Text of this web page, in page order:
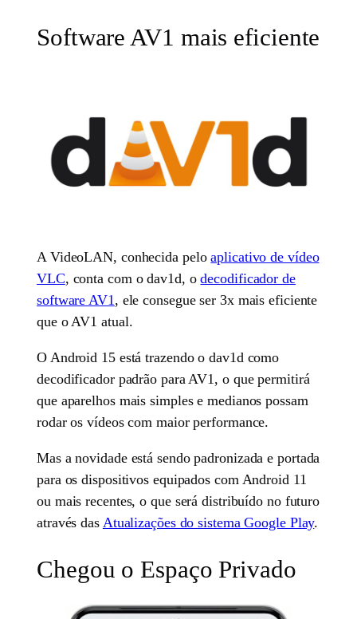
Software AV1 mais eficiente
A VideoLAN, conhecida peloaplicativo de vídeo
VLC, conta com o dav1d, odecodificador de
software AV1 , ele consegue ser 3x mais eficiente
que o AV1 atual.
O Android 15 está trazendo o dav1d como
decodificador padrão para AV1, o que permitirá
que aparelhos mais simples e medianos possam
rodar os vídeos com maior performance.
Mas a novidade está sendo padronizada e portada
para os dispositivos equipados com Android 11
ou mais recentes, o que será distribuído no futuro
através das Atualizações do sistema Google Play.
Chegou o Espaço Privado